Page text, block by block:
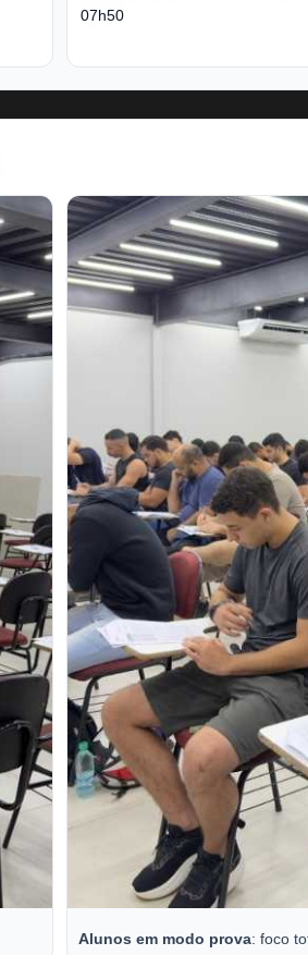
07h50
Alunos em modo prova: foco